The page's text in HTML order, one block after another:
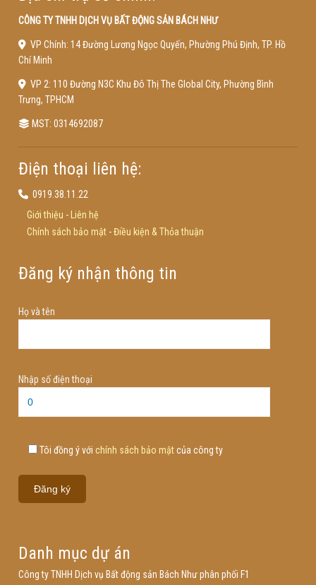
CÔNG TY TNHH DỊCH VỤ BẤT ĐỘNG SẢN BÁCH NHƯ
VP Chính: 14 Đường Lương Ngọc Quyến, Phường Phú Định, TP. Hồ
Chí Minh
VP 2: 110 Đường N3C Khu Đô Thị The Global City, Phường Bình
Trưng, TPHCM
MST: 0314692087
Điện thoại liên hệ:
0919.38.11.22
Giới thiệu -
Liên hệ
Chính sách bảo mật-Điều kiện & Thỏa thuận
Đăng ký nhận thông tin
Họ và tên
Nhập số điện thoại
Tôi đồng ý với chính sách bảo mậtcủa công ty
Danh mục dự án
Công ty TNHH Dịch vụ Bất động sản Bách Như phân phối F1